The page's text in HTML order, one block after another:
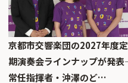
京都市交響楽団の2027年度定
期演奏会ラインナップが発表――
常任指揮者・沖澤のど…